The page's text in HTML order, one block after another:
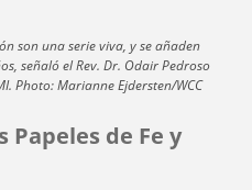
Papeles de Fe y